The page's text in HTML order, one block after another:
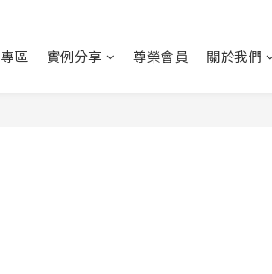
區 實例分享 尊榮會員 關於我們